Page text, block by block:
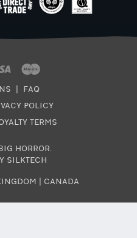
FAQ
POLICY
TERMS
CANADA
HORROR.
SILKTECH